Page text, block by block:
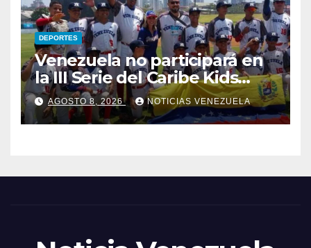
DEPORTES
Venezuela no participará en
la III Serie del Caribe Kids
Nayarit 2026
AGOSTO 8, 2026 NOTICIAS VENEZUELA